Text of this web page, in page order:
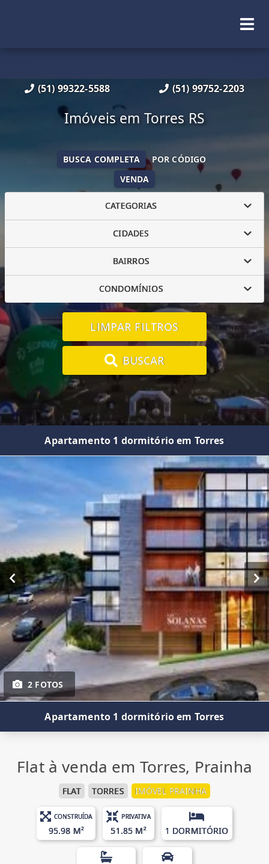
(51) 99322-5588 (51) 99752-2203
Imóveis em Torres RS
VENDA
BUSCA COMPLETA POR CÓDIGO
CATEGORIAS
CIDADES
BAIRROS
CONDOMÍNIOS
LIMPAR FILTROS
BUSCAR
Apartamento 1 dormitório em Torres
2 FOTOS
Apartamento 1 dormitório em Torres
Flat à venda em Torres, Prainha
FLAT TORRES IMÓVEL PRAINHA
CONSTRUÍDA
95.98 M²
PRIVATIVA
51.85 M² 1 DORMITÓRIO